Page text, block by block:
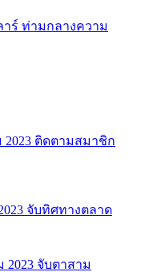
าร์ ท่ามกลางความ
2023 ติดตามสมาชิก
จับทิศทางตลาด
จับตาสาม